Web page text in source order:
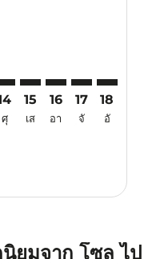
ศุ
15
เส
16
อา
17
จั
18
อั
ยมจาก โซล ไป